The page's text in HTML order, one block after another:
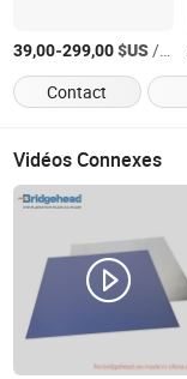
39,00-299,00$US/Pièce
Contact
Vidéos Connexes